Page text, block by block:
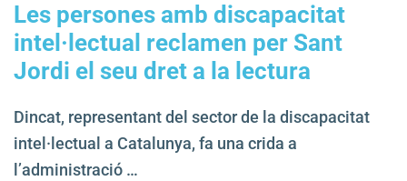
Les persones amb discapacitat
intel·lectual reclamen per Sant
Jordi el seu dret a la lectura
Dincat, representant del sector de la discapacitat
intel·lectual a Catalunya, fa una crida a
l’administració …